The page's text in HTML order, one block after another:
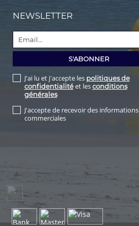
NEWSLETTER
J'ai lu et j'accepte les politiques de
confidentialitéet lesconditions
générales
J'accepte de recevoir des informations
commerciales